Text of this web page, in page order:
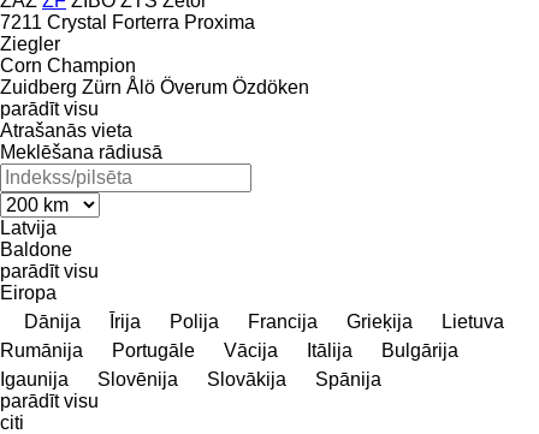
7211 Crystal Forterra Proxima
Ziegler
Corn Champion
Zuidberg Zürn Ålö Överum Özdöken
parādīt visu
Atrašanās vieta
Meklēšana rādiusā
Latvija
Baldone
parādīt visu
Eiropa
Dānija
Īrija Polija Francija Grieķija
Lietuva
Rumānija
Portugāle Vācija Itālija
Bulgārija
Igaunija
Slovēnija Slovākija
Spānija
parādīt visu
citi